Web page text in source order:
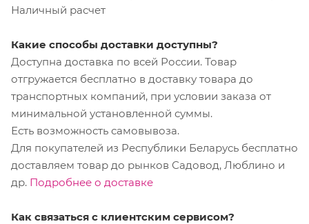
Наличный расчет
Какие способы доставки доступны?
Доступна доставка по всей России. Товар
отгружается бесплатно в доставку товара до
транспортных компаний, при условии заказа от
минимальной установленной суммы.
Есть возможность самовывоза.
Для покупателей из Республики Беларусь бесплатно
доставляем товар до рынков Садовод, Люблино и
др. Подробнее о доставке
Как связаться с клиентским сервисом?